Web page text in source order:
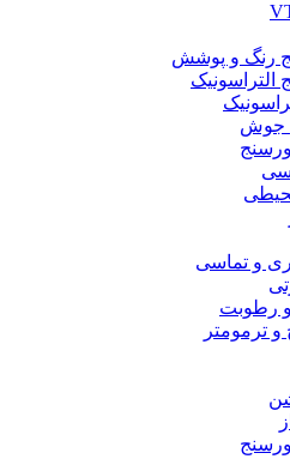
رنگ و پوشش
جوش
و تماسی
و رطوبت
ترمومتر